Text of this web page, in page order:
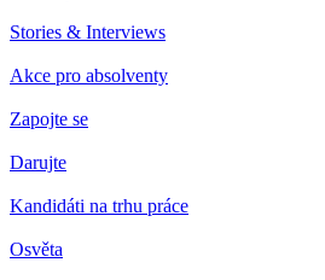
Stories & Interviews
Akce pro absolventy
Zapojte se
Darujte
Kandidáti na trhu práce
Osvěta